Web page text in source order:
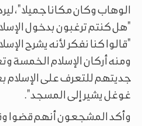
الوهاب وكان مكانا جميلا"،
"هل كنتم ترغبون بدخول
"قالوا كنا نفكر لأنه يشرح
ومنه أركان الإسلام الخمسة
جديتهم للتعرف على الإسلام
غوغل يشير إلى المسجد".
وأكد المشجعون أنهم قضوا